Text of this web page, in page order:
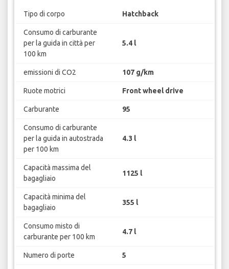
Tipo di corpo Hatchback
Consumo di carburante
per la guida in città per
100 km
5.4 l
emissioni di CO2 107 g/km
Ruote motrici Front wheel drive
Carburante 95
Consumo di carburante
per la guida in autostrada
per 100 km
4.3 l
Capacità massima del
bagagliaio
1125 l
Capacità minima del
bagagliaio
355 l
Consumo misto di
carburante per 100 km
4.7 l
Numero di porte 5